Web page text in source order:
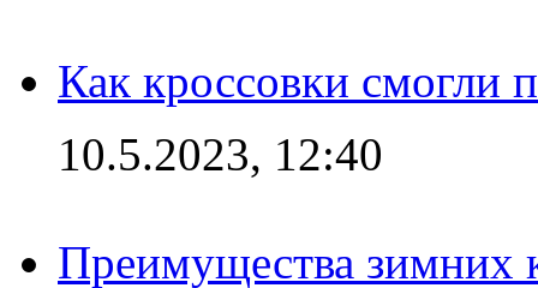
Как кроссовки смогли
10.5.2023, 12:40
Преимущества зимних